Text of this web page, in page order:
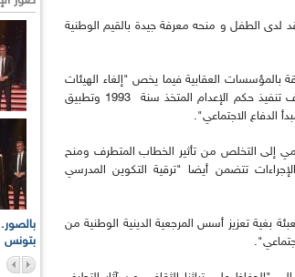
لدى الطفل و منحه معرفة جيدة بالقيم الوطنية
بالمؤسسات العقابية فيما يخص "إلغاء الهيئات
التشريعية الاستثنائية واستبدالها بأقطاب متخصصة مع الإبقاء على قرار وقف تنفيذ حكم الإعدام المتخذ سنة 1993 وتطبيق
الدفاع الاجتماعي".
إلى التخلص من تأثير الخطاب المتطرف ومنح
تتضمن أيضا "ترقية التكوين المدرسي
بغية تعزيز أسس المرجعية الدينية الوطنية من
بتونس
الجزائرية تقف دقيقة صمت ترحما على أرواح شهداء